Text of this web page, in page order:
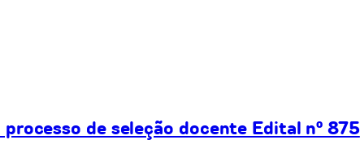
de seleção docente Edital nº 875